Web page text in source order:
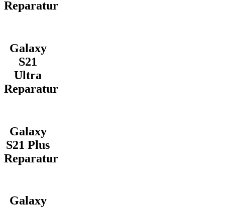
Reparatur
Galaxy
S21
Ultra
Reparatur
Galaxy
S21 Plus
Reparatur
Galaxy